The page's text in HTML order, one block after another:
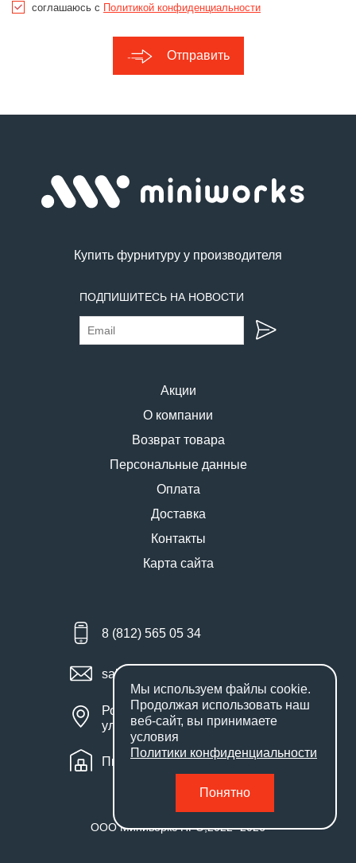
соглашаюсь с Политикой конфиденциальности
Отправить
Купить фурнитуру у производителя
ПОДПИШИТЕСЬ НА НОВОСТИ
Акции
О компании
Возврат товара
Персональные данные
Оплата
Доставка
Контакты
Карта сайта
8 (812) 565 05 34
sales@miniworks.ru
Россия, Санкт-Петербург,
улица Маршала Новикова, 28Е
Пн – Пт: с 9:00 до 18:00
ООО Миниворкс ПРО,2022- 2026
Мы используем файлы cookie.
Продолжая использовать наш
веб-сайт, вы принимаете
условия
Политики конфиденциальности
Понятно